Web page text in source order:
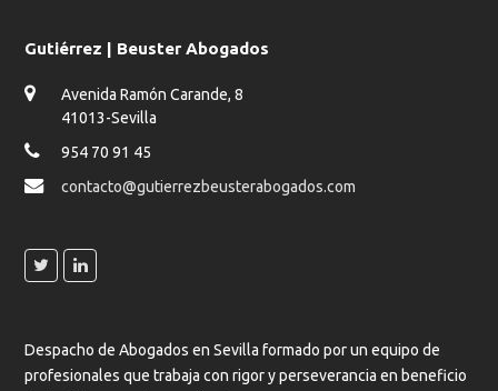
Gutiérrez | Beuster Abogados
Avenida Ramón Carande, 8
41013-Sevilla
954 70 91 45
contacto@gutierrezbeusterabogados.com
Despacho de Abogados en Sevilla formado por un equipo de
profesionales que trabaja con rigor y perseverancia en beneficio